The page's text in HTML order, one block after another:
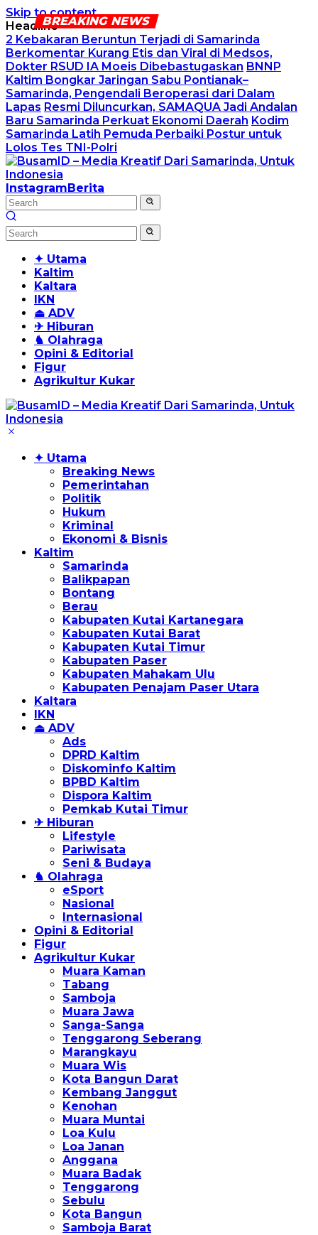
Skip to content
Headline
2 Kebakaran Beruntun Terjadi di Samarinda
Berkomentar Kurang Etis dan Viral di Medsos,
Dokter RSUD IA Moeis Dibebastugaskan BNNP
Kaltim Bongkar Jaringan Sabu Pontianak–
Samarinda, Pengendali Beroperasi dari Dalam
Lapas Resmi Diluncurkan, SAMAQUA Jadi Andalan
Baru Samarinda Perkuat Ekonomi Daerah Kodim
Samarinda Latih Pemuda Perbaiki Postur untuk
Lolos Tes TNI-Polri
InstagramBerita
✦ Utama
Kaltim
Kaltara
IKN
⏏ ADV
✈ Hiburan
♞ Olahraga
Opini & Editorial
Figur
Agrikultur Kukar
✦ Utama
Breaking News
Pemerintahan
Politik
Hukum
Kriminal
Ekonomi & Bisnis
Kaltim
Samarinda
Balikpapan
Bontang
Berau
Kabupaten Kutai Kartanegara
Kabupaten Kutai Barat
Kabupaten Kutai Timur
Kabupaten Paser
Kabupaten Mahakam Ulu
Kabupaten Penajam Paser Utara
Kaltara
IKN
⏏ ADV
Ads
DPRD Kaltim
Diskominfo Kaltim
BPBD Kaltim
Dispora Kaltim
Pemkab Kutai Timur
✈ Hiburan
Lifestyle
Pariwisata
Seni & Budaya
♞ Olahraga
eSport
Nasional
Internasional
Opini & Editorial
Figur
Agrikultur Kukar
Muara Kaman
Tabang
Samboja
Muara Jawa
Sanga-Sanga
Tenggarong Seberang
Marangkayu
Muara Wis
Kota Bangun Darat
Kembang Janggut
Kenohan
Muara Muntai
Loa Kulu
Loa Janan
Anggana
Muara Badak
Tenggarong
Sebulu
Kota Bangun
Samboja Barat